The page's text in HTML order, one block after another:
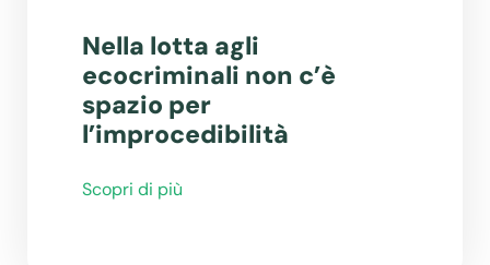
Nella lotta agli
ecocriminali non c’è
spazio per
l’improcedibilità
Scopri di più